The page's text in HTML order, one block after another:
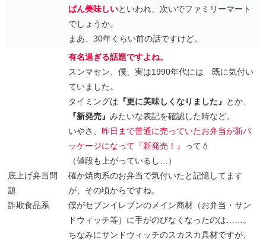
ばん美味しいといわれ、次いでファミリーマート
でしょうか。
まあ、30年くらい前の話ですけど。
底上げ弁当問
題
詐欺食品系
有名過ぎる話題ですよね。
スンマセン、僕、実は1990年代には 既に気付い
ていました。
タイミングは 『更に美味しくなりました』
とか、
『新発売』 みたいな表記を確認した時など。
いやさ、 昨日まで普通に売っていたお弁当が新パ
ッケージになって『新発売！』
って💧
（値段も上がっているし…）
確か焼肉系のお弁当で気付いたと記憶してます
が、その頃からですね。
僕がセブンイレブンのメイン商材（お弁当・サン
ドウィッチ等）に手がのびなくなったのは……。
ちなみにサンドウィッチのスカスカ具材ですが、